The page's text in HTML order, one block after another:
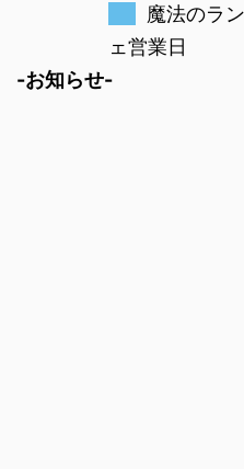
魔法のラ
ェ営業日
-お知らせ-